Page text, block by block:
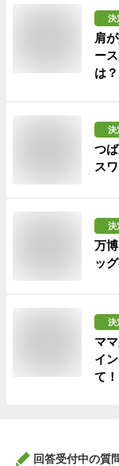
決
肩
ー
は？
決
つ
ス
決
万
ッ
決
マ
イ
て！
回答受付中の質